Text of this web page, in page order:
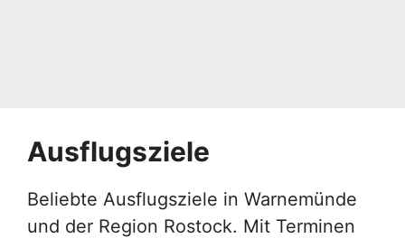
Ausflugsziele
Beliebte Ausflugsziele in Warnemünde
und der Region Rostock. Mit Terminen